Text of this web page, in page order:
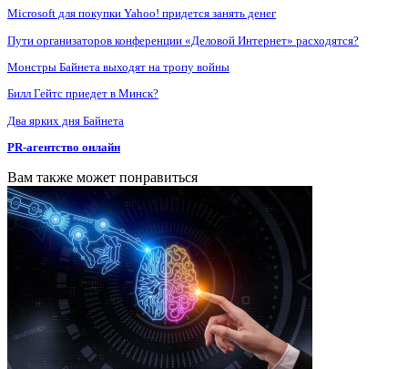
Microsoft для покупки Yahoo! придется занять денег
Пути организаторов конференции «Деловой Интернет» расходятся?
Монстры Байнета выходят на тропу войны
Билл Гейтс приедет в Минск?
Два ярких дня Байнета
PR-агентство онлайн
Вам также может понравиться